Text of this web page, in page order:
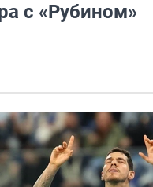
с «Рубином»